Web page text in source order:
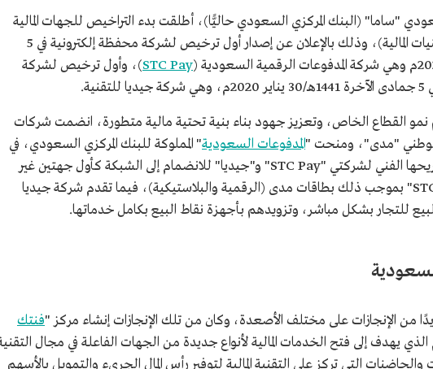
"ساما" (البنك المركزي السعودي حاليًّا)، أطلقت بدء التراخيص للجهات المالية
الفاعلة غير المصرفية (شركات التقنيات المالية)، وذلك بالإعلان عن إصدار أول ترخيص لشركة محفظة إلكترونية في 5
STC Pay)، وأول ترخيص لشركة
نمو القطاع الخاص، وتعزيز جهود بناء بنية تحتية مالية متطورة، انضمت شركات
الوطني "مدى"، ومنحت "المدفوعات السعودية" المملوكة للبنك المركزي السعودي، في
رمضان 1442هـ/أبريل 2021م، تصريحها الفني لشركتي "STC Pay" و"جيديا" للانضمام إلى الشبكة كأول جهتين غير
مصرفيتين، وتصدر شركة "STC Pay" بموجب ذلك بطاقات مدى (الرقمية والبلاستيكية)، فيما تقدم شركة جيديا
للتجار بشكل مباشر، وتزويدهم بأجهزة نقاط البيع بكامل خدماتها.
من الإنجازات على مختلف الأصعدة، وكان من تلك الإنجازات إنشاء مركز "فنتك
عام 1439هـ/2018م الذي يهدف إلى فتح الخدمات المالية لأنواع جديدة من الجهات الفاعلة في مجال
والحاضنات التي تركز على التقنية المالية لتوفير رأس المال الجريء والتمويل بالأسهم